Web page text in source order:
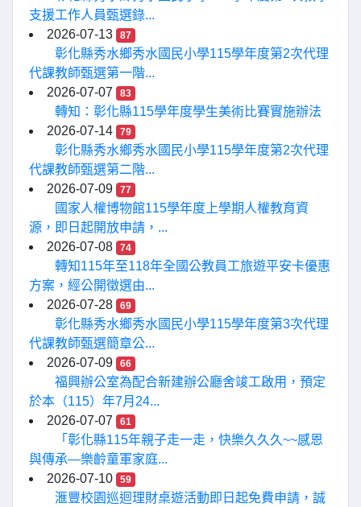
支援工作人員甄選錄...
2026-07-13
87
彰化縣秀水鄉秀水國民小學115學年度第2次代理
代課教師甄選第一階...
2026-07-07
83
轉知：彰化縣115學年度學生美術比賽實施辦法
2026-07-14
79
彰化縣秀水鄉秀水國民小學115學年度第2次代理
代課教師甄選第二階...
2026-07-09
77
國家人權博物館115學年度上學期人權教育資
源，即日起開放申請，...
2026-07-08
74
轉知115年至118年全國公教員工旅遊平安卡優惠
方案，經公開徵選由...
2026-07-28
69
彰化縣秀水鄉秀水國民小學115學年度第3次代理
代課教師甄選簡章公...
2026-07-09
66
福興辦公室為配合新建辦公廳舍竣工啟用，預定
於本（115）年7月24...
2026-07-07
61
「彰化縣115年親子走一走，快樂久久久~~感恩
與傳承—樂齡童軍家庭...
2026-07-10
59
滙豐校園巡迴理財桌遊活動即日起免費申請，誠